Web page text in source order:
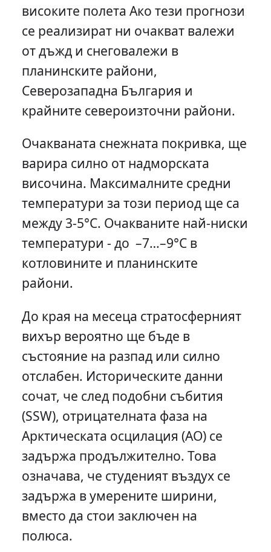
високите полета Ако тези прогнози
се реализират ни очакват валежи
от дъжд и снеговалежи в
планинските райони,
Северозападна България и
крайните североизточни райони.
Очакваната снежната покривка, ще
варира силно от надморската
височина. Максималните средни
температури за този период ще са
между 3-5°C. Очакваните най-ниски
температури - до –7…–9°C в
котловините и планинските
райони.
До края на месеца стратосферният
вихър вероятно ще бъде в
състояние на разпад или силно
отслабен. Историческите данни
сочат, че след подобни събития
(SSW), отрицателната фаза на
Арктическата осцилация (AO) се
задържа продължително. Това
означава, че студеният въздух се
задържа в умерените ширини,
вместо да стои заключен на
полюса.